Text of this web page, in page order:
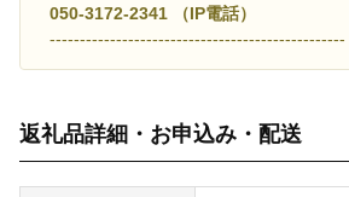
050-3172-2341 （IP電話）
-------------------------------------------------
返礼品詳細・お申込み・配送